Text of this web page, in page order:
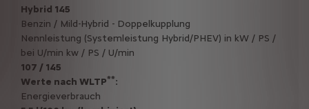
Hybrid 145
Benzin / Mild-Hybrid - Doppelkupplung
Nennleistung (Systemleistung Hybrid/PHEV) in kW / PS /
bei U/min kw / PS / U/min
107 / 145
Werte nach WLTP**:
Energieverbrauch